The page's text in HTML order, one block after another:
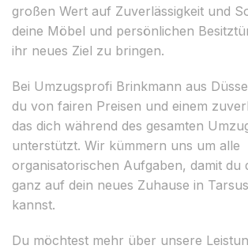
großen Wert auf Zuverlässigkeit und
deine Möbel und persönlichen
ihr neues Ziel zu bringen.
Bei Umzugsprofi Brinkmann aus
du von fairen Preisen und einem
das dich während des gesamten
unterstützt. Wir kümmern uns um alle
organisatorischen Aufgaben, damit du
ganz auf dein neues Zuhause in
kannst.
Du möchtest mehr über unsere